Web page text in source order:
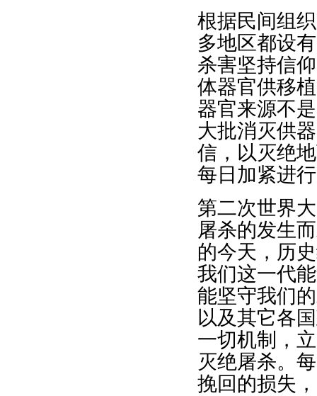
根据民间组
多地区都设
杀害坚持信
体器官供移
器官来源不
大批消灭供
信，以灭绝
每日加紧进
第二次世界
屠杀的发生
的今天，历
我们这一代
能坚守我们
以及其它各
一切机制，
灭绝屠杀。
挽回的损失